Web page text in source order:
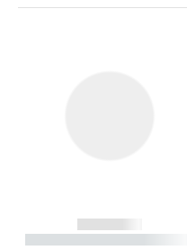
------------
----------- ----------- --------